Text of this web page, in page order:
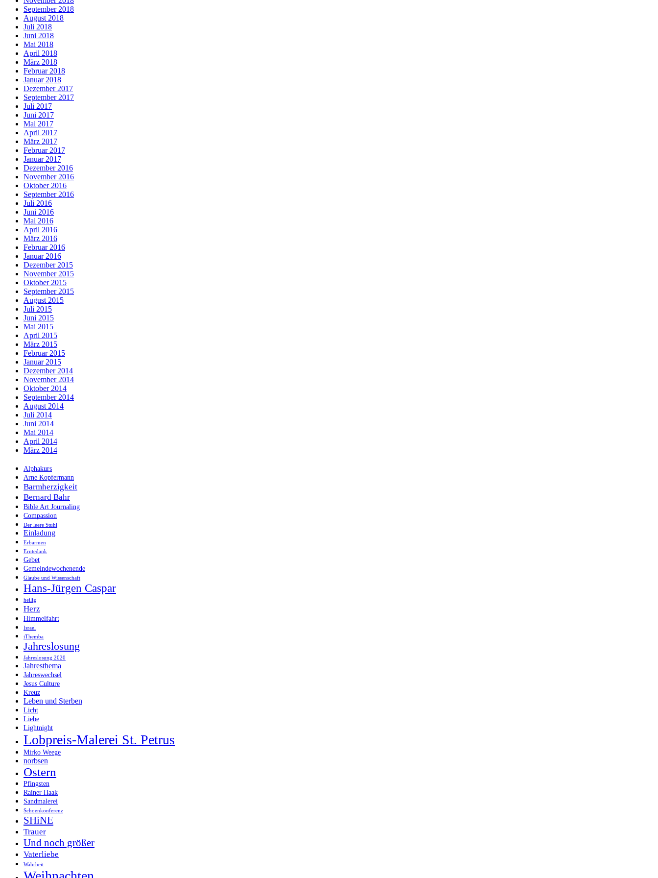
September 2018
August 2018
Juli 2018
Juni 2018
Mai 2018
April 2018
März 2018
Februar 2018
Januar 2018
Dezember 2017
September 2017
Juli 2017
Juni 2017
Mai 2017
April 2017
März 2017
Februar 2017
Januar 2017
Dezember 2016
November 2016
Oktober 2016
September 2016
Juli 2016
Juni 2016
Mai 2016
April 2016
März 2016
Februar 2016
Januar 2016
Dezember 2015
November 2015
Oktober 2015
September 2015
August 2015
Juli 2015
Juni 2015
Mai 2015
April 2015
März 2015
Februar 2015
Januar 2015
Dezember 2014
November 2014
Oktober 2014
September 2014
August 2014
Juli 2014
Juni 2014
Mai 2014
April 2014
März 2014
Alphakurs
Arne Kopfermann
Barmherzigkeit
Bernard Bahr
Bible Art Journaling
Compassion
Der leere Stuhl
Einladung
Erbarmen
Erntedank
Gebet
Gemeindewochenende
Glaube und Wissenschaft
Hans-Jürgen Caspar
heilig
Herz
Himmelfahrt
Israel
iThemba
Jahreslosung
Jahreslosung 2020
Jahresthema
Jahreswechsel
Jesus Culture
Kreuz
Leben und Sterben
Licht
Liebe
Lightnight
Lobpreis-Malerei St. Petrus
Mirko Weege
norbsen
Ostern
Pfingsten
Rainer Haak
Sandmalerei
Schoenkonferenz
SHiNE
Trauer
Und noch größer
Vaterliebe
Wahrheit